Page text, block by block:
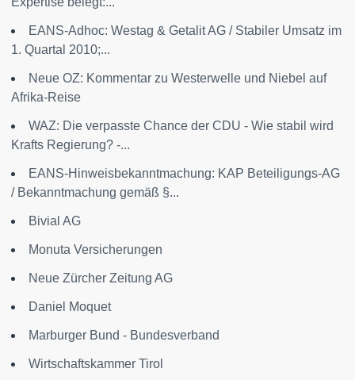
EANS-Adhoc: Westag & Getalit AG / Stabiler Umsatz im
1. Quartal 2010;...
Neue OZ: Kommentar zu Westerwelle und Niebel auf
Afrika-Reise
WAZ: Die verpasste Chance der CDU - Wie stabil wird
Krafts Regierung? -...
EANS-Hinweisbekanntmachung: KAP Beteiligungs-AG
/ Bekanntmachung gemäß §...
Bivial AG
Monuta Versicherungen
Neue Zürcher Zeitung AG
Daniel Moquet
Marburger Bund - Bundesverband
Wirtschaftskammer Tirol